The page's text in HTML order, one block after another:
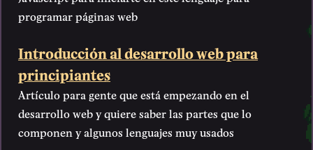
programar páginas web
Introducción al desarrollo web para
principiantes
Artículo para gente que está empezando en el
desarrollo web y quiere saber las partes que lo
componen y algunos lenguajes muy usados